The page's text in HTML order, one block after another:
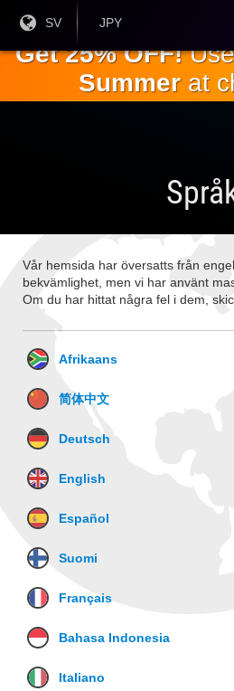
Nuvarande
språk:
SV
Aktuell
JPY
Get 25% OFF!
Summerat
Vår hemsida har översatts från
bekvämlighet, men vi har använt
Om du har hittat några fel i dem,
Afrikaans
简体中文
Deutsch
English
Español
Suomi
Français
Bahasa Indonesia
Italiano